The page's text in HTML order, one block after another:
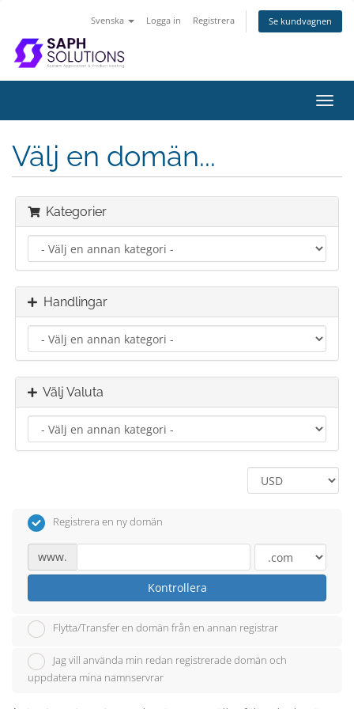
Svenska Logga in Registrera Se kundvagnen
Växla
Välj en domän...
Kategorier
Handlingar
Välj Valuta
Registrera en ny domän
www.
Kontrollera
Flytta/Transfer en domän från en annan registrar
Jag vill använda min redan registrerade domän och
uppdatera mina namnservrar